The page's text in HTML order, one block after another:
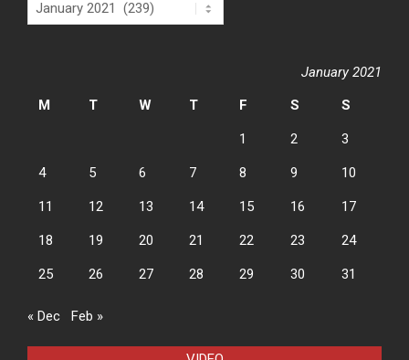
January 2021
M
T W T F S S
1 2 3
4 5 6 7 8 9 10
11 12 13 14 15 16 17
18 19 20 21 22 23 24
25 26 27 28 29 30 31
« Dec Feb »